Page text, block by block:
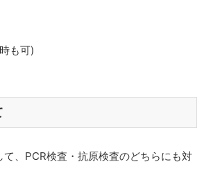
も可)
、PCR検査・抗原検査のどちらにも対